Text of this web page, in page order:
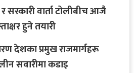
सरकारी वार्ता टोलीबीच आजै
हुने तयारी
देशका प्रमुख राजमार्गहरू
सवारीमा कडाइ